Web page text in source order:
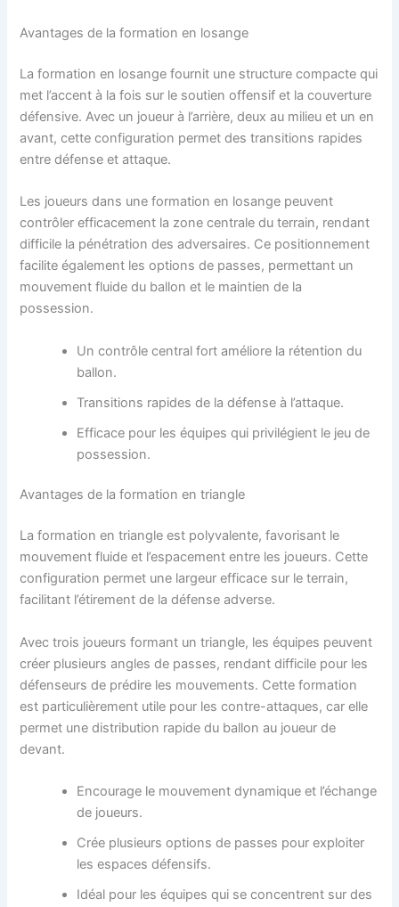
Avantages de la formation en losange
La formation en losange fournit une structure compacte qui
met l’accent à la fois sur le soutien offensif et la couverture
défensive. Avec un joueur à l’arrière, deux au milieu et un en
avant, cette configuration permet des transitions rapides
entre défense et attaque.
Les joueurs dans une formation en losange peuvent
contrôler efficacement la zone centrale du terrain, rendant
difficile la pénétration des adversaires. Ce positionnement
facilite également les options de passes, permettant un
mouvement fluide du ballon et le maintien de la
possession.
Un contrôle central fort améliore la rétention du
ballon.
Transitions rapides de la défense à l’attaque.
Efficace pour les équipes qui privilégient le jeu de
possession.
Avantages de la formation en triangle
La formation en triangle est polyvalente, favorisant le
mouvement fluide et l’espacement entre les joueurs. Cette
configuration permet une largeur efficace sur le terrain,
facilitant l’étirement de la défense adverse.
Avec trois joueurs formant un triangle, les équipes peuvent
créer plusieurs angles de passes, rendant difficile pour les
défenseurs de prédire les mouvements. Cette formation
est particulièrement utile pour les contre-attaques, car elle
permet une distribution rapide du ballon au joueur de
devant.
Encourage le mouvement dynamique et l’échange
de joueurs.
Crée plusieurs options de passes pour exploiter
les espaces défensifs.
Idéal pour les équipes qui se concentrent sur des